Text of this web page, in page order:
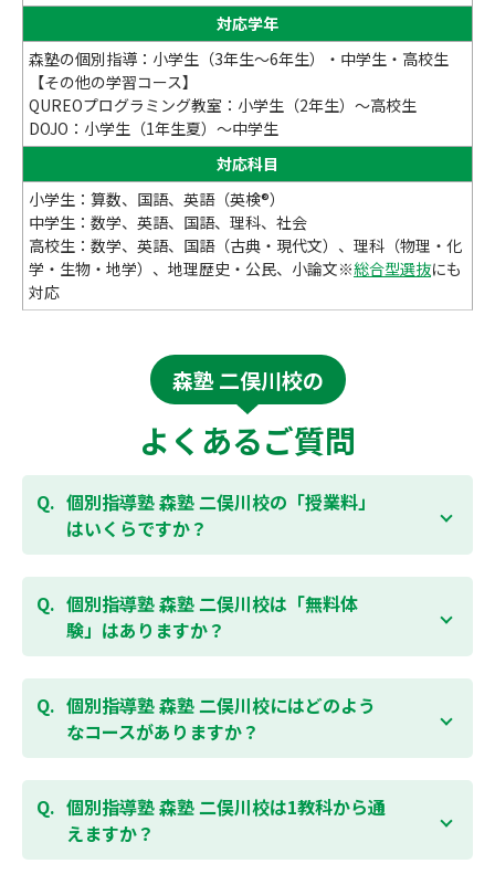
対応学年
森塾の個別指導：小学生（3年生～6年生）・中学生・高校生
【その他の学習コース】
QUREOプログラミング教室：小学生（2年生）～高校生
DOJO：小学生（1年生夏）～中学生
対応科目
小学生：算数、国語、英語（英検®）
中学生：数学、英語、国語、理科、社会
高校生：数学、英語、国語（古典・現代文）、理科（物理・化
学・生物・地学）、地理歴史・公民、小論文※総合型選抜にも
対応
森塾 二俣川校の
よくあるご質問
個別指導塾 森塾 二俣川校の「授業料」
はいくらですか？
お子様の学年やご状況、校舎によって変わりますの
で、以下より、お気軽にお問合わせください。個別指
導塾 森塾の授業料はこちらのページ
よりお問合わせく
ださい。自動返信メールで【すぐ】にご確認いただけ
個別指導塾 森塾 二俣川校は「無料体
験」はありますか？
通常期には最大1ヶ月の無料体験を受付しておりま
す。また、春休み、夏休み、冬休みの講習では「4日
間～5日間の無料体験」授業を受けていただくことが
可能です。個別指導塾 森塾 二俣川校の無料体験につい
個別指導塾 森塾 二俣川校にはどのよう
なコースがありますか？
個別指導塾 森塾 二俣川校では、小学生・中学生・高
校生のコースがあり、それぞれ学校のテストの点数ア
ップを目的としたコースとなっております。その他、
小学生用の英検®対策や、基礎学力を身につけるDOJO
個別指導塾 森塾 二俣川校は1教科から通
えますか？